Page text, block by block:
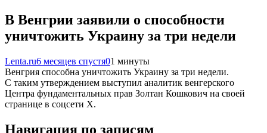
В Венгрии заявили о способности
уничтожить Украину за три недели
Lenta.ru6 месяцев спустя01 минуты
Венгрия способна уничтожить Украину за три недели.
С таким утверждением выступил аналитик венгерского
Центра фундаментальных прав Золтан Кошкович на своей
странице в соцсети X.
Навигация по записям